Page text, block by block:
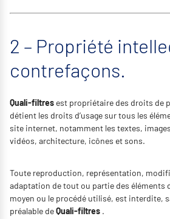
2 – Propriété
contrefaçons.
Quali-filtres est propriétaire des droits de
détient les droits d’usage sur tous les
site internet, notamment les textes,
vidéos, architecture, icônes et sons.
Toute reproduction, représentation,
adaptation de tout ou partie des éléments
moyen ou le procédé utilisé, est interdite,
préalable deQuali-filtres .